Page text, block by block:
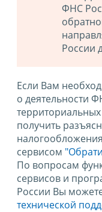
ФНС
России
Если Вам
о деятельности
получить
сервисом
По вопросам
сервисов и
России Вы
технической